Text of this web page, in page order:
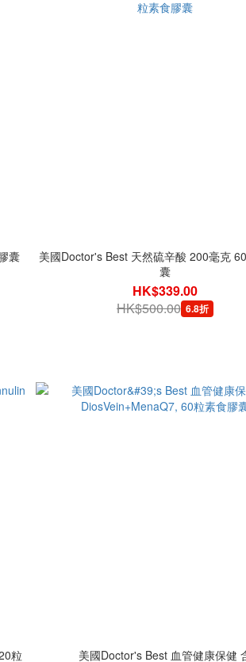
囊
美國Doctor's Best 天然硫辛酸 200毫克
囊
HK$339.00
HK$500.00 6.8折
粒
美國Doctor's Best 血管健康保健